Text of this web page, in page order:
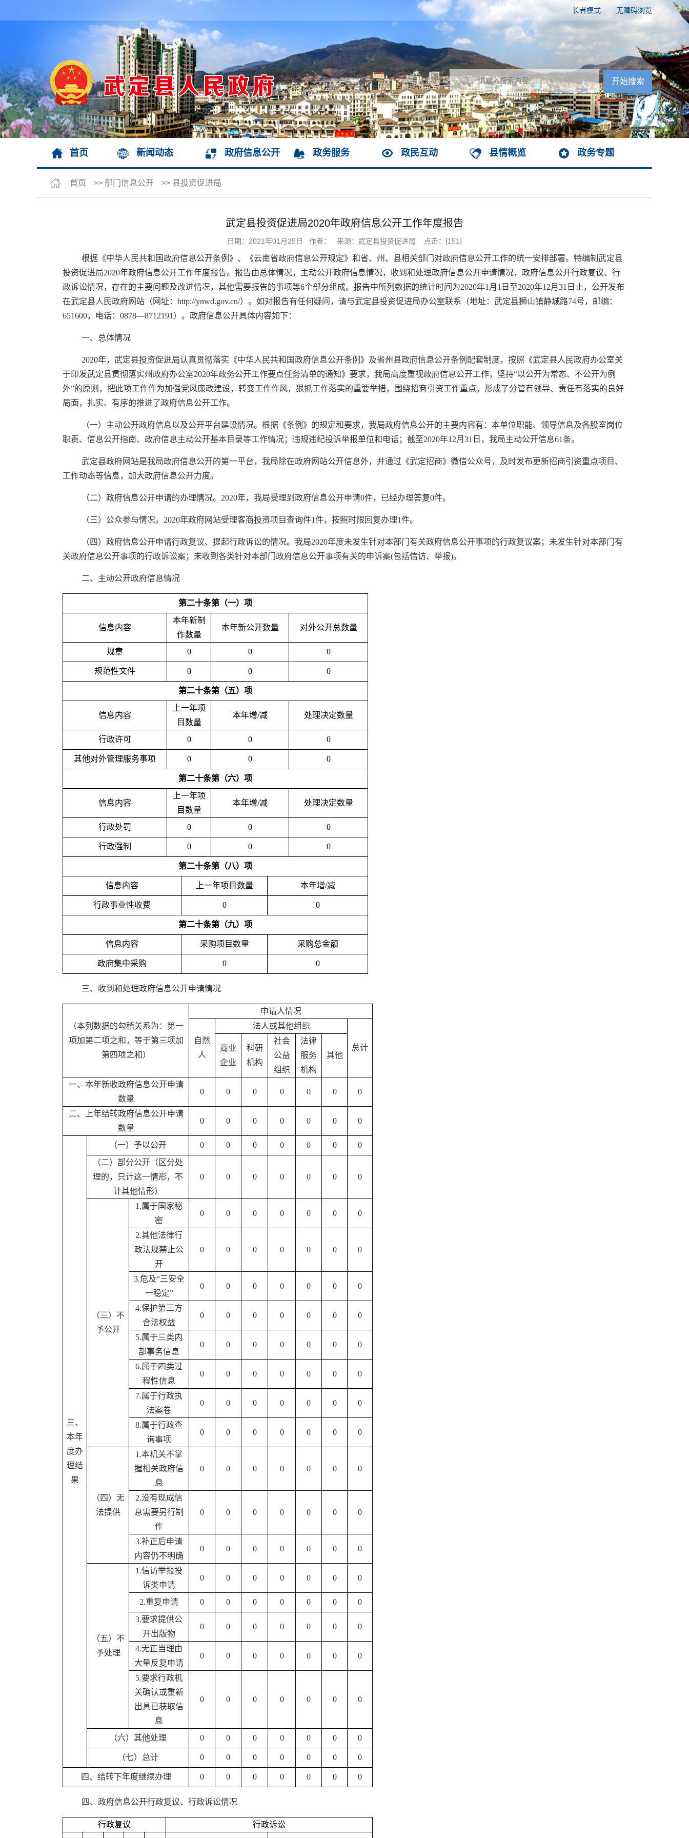
无障碍浏览
长者模式
首页 新闻动态 政府信息公开 政务服务 政民互动 县情概览 政务专题
首页 >> 部门信息公开 >> 县投资促进局
武定县投资促进局2020年政府信息公开工作年度报告
日期：2021年01月25日 作者： 来源：武定县投资促进局 点击：[151]
根据《中华人民共和国政府信息公开条例》、《云南省政府信息公开规定》和省、州、县相关部门对政府信息公开工作的统一安排部署。特编制武定县
投资促进局2020年政府信息公开工作年度报告。报告由总体情况，主动公开政府信息情况，收到和处理政府信息公开申请情况，政府信息公开行政复议、行
政诉讼情况，存在的主要问题及改进情况，其他需要报告的事项等6个部分组成。报告中所列数据的统计时间为2020年1月1日至2020年12月31日止，公开发布
在武定县人民政府网站（网址：http://ynwd.gov.cn/）。如对报告有任何疑问，请与武定县投资促进局办公室联系（地址：武定县狮山镇静城路74号，邮编：
651600，电话：0878—8712191）。政府信息公开具体内容如下：
一、总体情况
2020年，武定县投资促进局认真贯彻落实《中华人民共和国政府信息公开条例》及省州县政府信息公开条例配套制度，按照《武定县人民政府办公室关
于印发武定县贯彻落实州政府办公室2020年政务公开工作要点任务清单的通知》要求，我局高度重视政府信息公开工作，坚持“以公开为常态、不公开为例
外”的原则，把此项工作作为加强党风廉政建设，转变工作作风，狠抓工作落实的重要举措，围绕招商引资工作重点，形成了分管有领导、责任有落实的良好
局面，扎实、有序的推进了政府信息公开工作。
（一）主动公开政府信息以及公开平台建设情况。根据《条例》的规定和要求，我局政府信息公开的主要内容有：本单位职能、领导信息及各股室岗位
职责、信息公开指南、政府信息主动公开基本目录等工作情况；违规违纪投诉举报单位和电话；截至2020年12月31日，我局主动公开信息61条。
武定县政府网站是我局政府信息公开的第一平台，我局除在政府网站公开信息外，并通过《武定招商》微信公众号，及时发布更新招商引资重点项目、
工作动态等信息，加大政府信息公开力度。
（二）政府信息公开申请的办理情况。2020年，我局受理到政府信息公开申请0件，已经办理答复0件。
（三）公众参与情况。2020年政府网站受理客商投资项目查询件1件，按照时限回复办理1件。
（四）政府信息公开申请行政复议、提起行政诉讼的情况。我局2020年度未发生针对本部门有关政府信息公开事项的行政复议案；未发生针对本部门有
关政府信息公开事项的行政诉讼案；未收到各类针对本部门政府信息公开事项有关的申诉案(包括信访、举报)。
二、主动公开政府信息情况
第二十条第（一）项
信息内容
本年新制
作数量
本年新公开数量 对外公开总数量
规章 0 0 0
规范性文件 0 0 0
第二十条第（五）项
信息内容
上一年项
目数量
本年增/减 处理决定数量
行政许可 0 0 0
其他对外管理服务事项 0 0 0
第二十条第（六）项
信息内容
上一年项
目数量
本年增/减 处理决定数量
行政处罚 0 0 0
行政强制 0 0 0
第二十条第（八）项
信息内容 上一年项目数量 本年增/减
行政事业性收费 0 0
第二十条第（九）项
信息内容 采购项目数量 采购总金额
政府集中采购 0 0
三、收到和处理政府信息公开申请情况
（本列数据的勾稽关系为：第一
项加第二项之和，等于第三项加
第四项之和）
申请人情况
自然
人
法人或其他组织
总计
商业
企业
科研
机构
社会
公益
组织
法律
服务
机构
其他
一、本年新收政府信息公开申请
数量
0 0 0 0 0 0 0
二、上年结转政府信息公开申请
数量
0 0 0 0 0 0 0
三、
本年
度办
理结
果
（一）予以公开 0 0 0 0 0 0
0
（二）部分公开（区分处
理的，只计这一情形，不
计其他情形）
0 0 0 0 0 0 0
（三）不
予公开
1.属于国家秘
密
0 0 0 0 0 0 0
2.其他法律行
政法规禁止公
开
0 0 0 0 0 0 0
3.危及“三安全
一稳定”
0 0 0 0 0 0 0
4.保护第三方
合法权益
0 0 0 0 0 0 0
5.属于三类内
部事务信息
0 0 0 0 0 0 0
6.属于四类过
程性信息
0 0 0 0 0 0 0
7.属于行政执
法案卷
0 0 0 0 0 0 0
8.属于行政查
询事项
0 0 0 0 0 0 0
（四）无
法提供
1.本机关不掌
握相关政府信
息
0 0 0 0 0 0 0
2.没有现成信
息需要另行制
作
0 0 0 0 0 0 0
3.补正后申请
内容仍不明确
0 0 0 0 0 0 0
（五）不
予处理
1.信访举报投
诉类申请
0 0 0 0 0 0 0
2.重复申请 0 0 0 0 0 0
0
3.要求提供公
开出版物
0 0 0 0 0 0 0
4.无正当理由
大量反复申请
0 0 0 0 0 0 0
5.要求行政机
关确认或重新
出具已获取信
息
0 0 0 0 0 0 0
（六）其他处理 0 0 0 0 0 0 0
（七）总计 0 0 0 0 0 0 0
四、结转下年度继续办理 0 0 0 0 0 0 0
四、政府信息公开行政复议、行政诉讼情况
行政复议 行政诉讼